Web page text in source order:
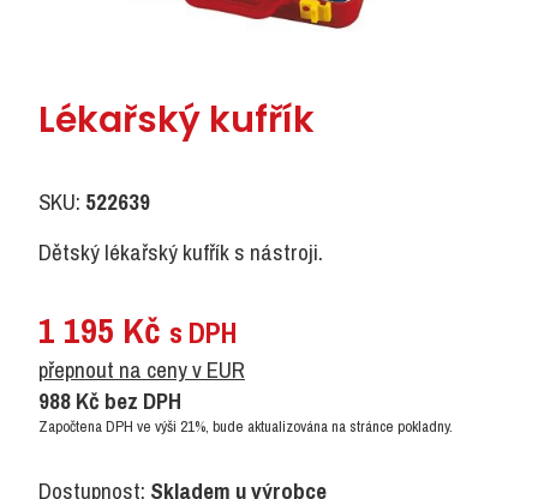
Lékařský kufřík
SKU: 522639
Dětský lékařský kufřík s nástroji.
1 195 Kč s DPH
přepnout na ceny v EUR
988Kč bez DPH
Započtena DPH ve výši 21%, bude aktualizována na stránce pokladny.
Dostupnost: Skladem u výrobce